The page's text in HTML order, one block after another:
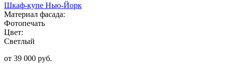
Шкаф-купе Нью-Йорк
Материал фасада:
Фотопечать
Цвет:
Светлый
от 39 000 руб.